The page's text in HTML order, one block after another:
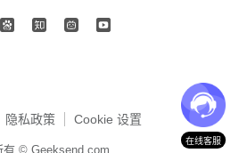
隐私政策 Cookie 设置
有 © Geeksend.com
在线客服